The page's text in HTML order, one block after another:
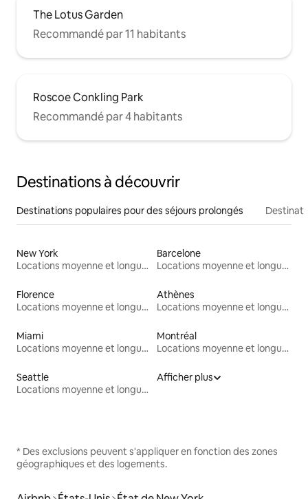
The Lotus Garden
Recommandé par 11 habitants
Roscoe Conkling Park
Recommandé par 4 habitants
Destinations à découvrir
Destinations populaires pour des séjours prolongés
New York
Locations moyenne et longue durée
Barcelone
Locations moyenne et longue durée
Florence
Locations moyenne et longue durée
Athènes
Locations moyenne et longue durée
Miami
Locations moyenne et longue durée
Montréal
Locations moyenne et longue durée
Seattle
Locations moyenne et longue durée
Afficher plus
* Des exclusions peuvent s'appliquer en fonction des zones
géographiques et des logements.